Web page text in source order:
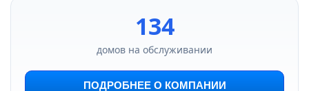
134
домов на обслуживании
ПОДРОБНЕЕ О КОМПАНИИ